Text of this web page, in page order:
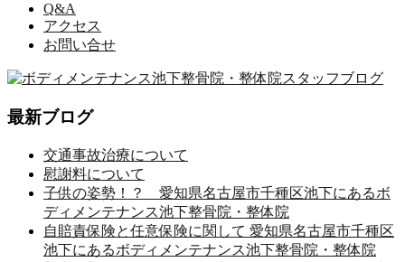
Q&A
アクセス
お問い合せ
最新ブログ
交通事故治療について
慰謝料について
子供の姿勢！？ 愛知県名古屋市千種区池下にあるボ
ディメンテナンス池下整骨院・整体院
自賠責保険と任意保険に関して 愛知県名古屋市千種区
池下にあるボディメンテナンス池下整骨院・整体院